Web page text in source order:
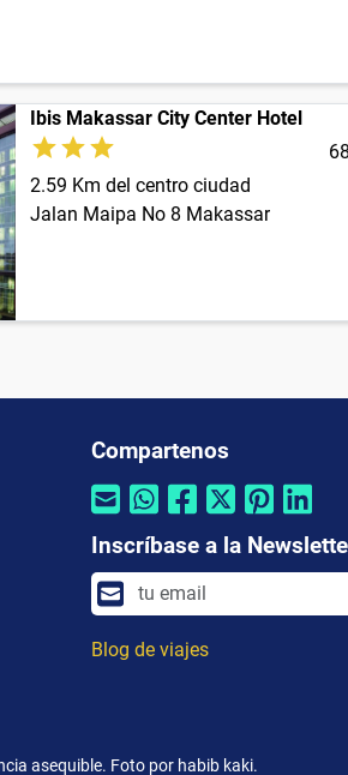
Ibis Makassar City Center Hotel
2.59 Km del centro ciudad
Jalan Maipa No 8 Makassar
Compartenos
Inscríbase a la
Blog de viajes
asequible. Foto por habib kaki.